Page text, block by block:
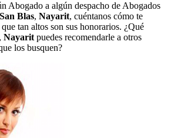
Abogado a algún despacho de Abogados
San Blas, Nayarit, cuéntanos cómo te
tan altos son sus honorarios. ¿Qué
, Nayarit puedes recomendarle a otros
los busquen?